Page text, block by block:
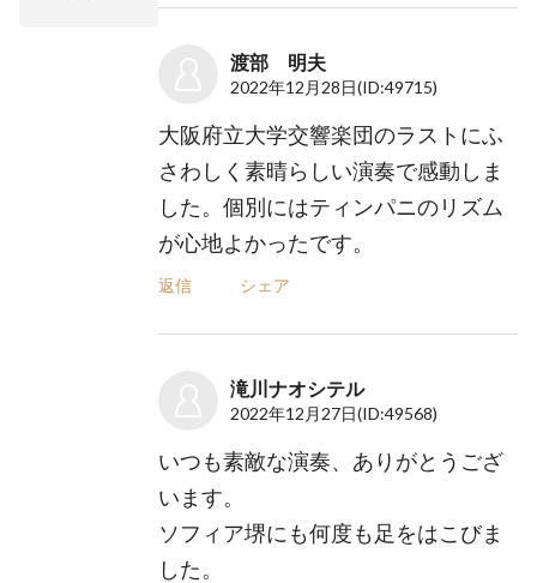
渡部 明夫
2022年12月28日(ID:49715)
大阪府立大学交響楽団のラストにふ
さわしく素晴らしい演奏で感動しま
した。個別にはティンパニのリズム
が心地よかったです。
返信 シェア
滝川ナオシテル
2022年12月27日(ID:49568)
いつも素敵な演奏、ありがとうござ
います。
ソフィア堺にも何度も足をはこびま
した。